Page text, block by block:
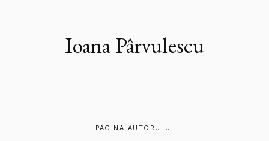
Ioana Pârvulescu
PAGINA AUTORULUI